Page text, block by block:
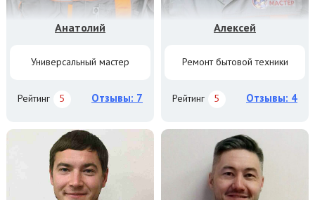
Анатолий
Универсальный мастер
Рейтинг 5 Отзывы: 7
Алексей
Ремонт бытовой техники
Рейтинг 5 Отзывы: 4